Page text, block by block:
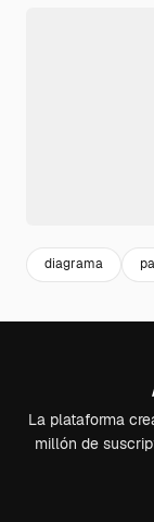
diagrama
La plataforma
millón de